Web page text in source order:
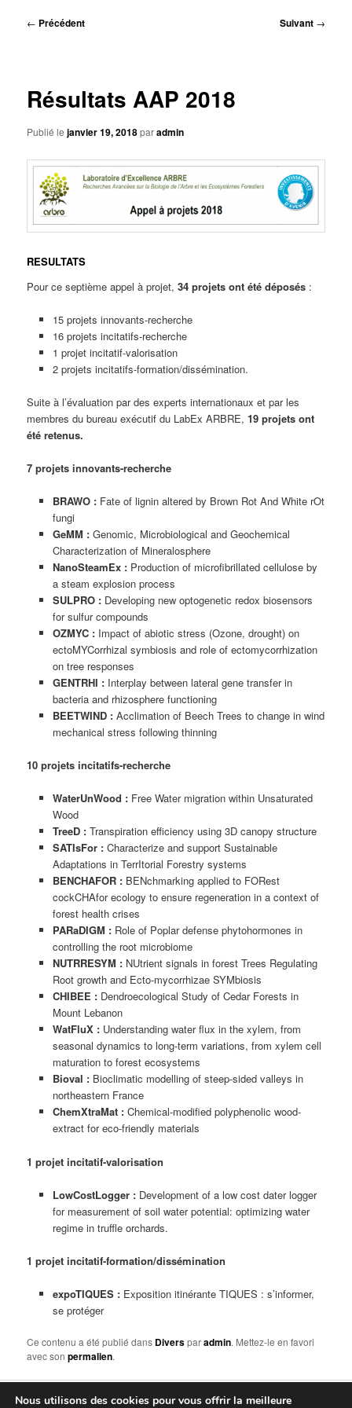
Navigation
← Précédent Suivant →
Résultats AAP 2018
Publié lejanvier 19, 2018paradmin
RESULTATS
Pour ce septième appel à projet,34 projets ont été déposés :
15 projets innovants-recherche
16 projets incitatifs-recherche
1 projet incitatif-valorisation
2 projets incitatifs-formation/dissémination.
Suite à l’évaluation par des experts internationaux et par les
membres du bureau exécutif du LabEx ARBRE,19 projets ont
été retenus.
7 projets innovants-recherche
BRAWO : Fate of lignin altered by Brown Rot And White rOt
fungi
GeMM : Genomic, Microbiological and Geochemical
Characterization of Mineralosphere
NanoSteamEx :Production of microfibrillated cellulose by
a steam explosion process
SULPRO :Developing new optogenetic redox biosensors
for sulfur compounds
OZMYC :Impact of abiotic stress (Ozone, drought) on
ectoMYCorrhizal symbiosis and role of ectomycorrhization
on tree responses
GENTRHI :Interplay between lateral gene transfer in
bacteria and rhizosphere functioning
BEETWIND :Acclimation of Beech Trees to change in wind
mechanical stress following thinning
10 projets incitatifs-recherche
WaterUnWood :Free Water migration within Unsaturated
Wood
TreeD :Transpiration efficiency using 3D canopy structure
SATIsFor :Characterize and support Sustainable
Adaptations in TerrItorial Forestry systems
BENCHAFOR :BENchmarking applied to FORest
cockCHAfor ecology to ensure regeneration in a context of
forest health crises
PARaDIGM :Role of Poplar defense phytohormones in
controlling the root microbiome
NUTRRESYM :NUtrient signals in forest Trees Regulating
Root growth and Ecto-mycorrhizae SYMbiosis
CHIBEE :Dendroecological Study of Cedar Forests in
Mount Lebanon
WatFluX :Understanding water flux in the xylem, from
seasonal dynamics to long-term variations, from xylem cell
maturation to forest ecosystems
Bioval :Bioclimatic modelling of steep-sided valleys in
northeastern France
ChemXtraMat :Chemical-modified polyphenolic wood-
extract for eco-friendly materials
1 projet incitatif-valorisation
LowCostLogger :Development of a low cost dater logger
for measurement of soil water potential: optimizing water
regime in truffle orchards.
1 projet incitatif-formation/dissémination
expoTIQUES :Exposition itinérante TIQUES : s’informer,
se protéger
Ce contenu a été publié dans Diversparadmin. Mettez-le en favori
avec sonpermalien.
Nous utilisons des cookies pour vous offrir la meilleure